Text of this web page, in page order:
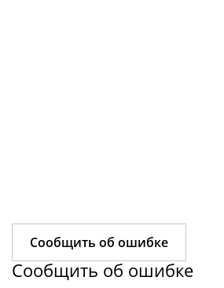
Сообщить об ошибке
Сообщить об ошибке